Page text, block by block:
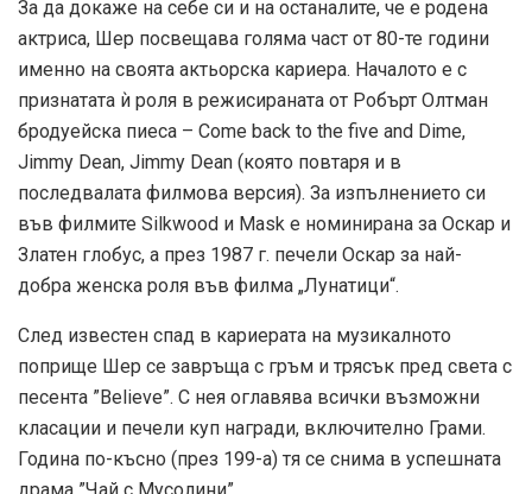
За да докаже на себе си и на останалите, че е родена
актриса, Шер посвещава голяма част от 80-те години
именно на своята актьорска кариера. Началото е с
признатата ѝ роля в режисираната от Робърт Олтман
бродуейска пиеса – Come back to the five and Dime,
Jimmy Dean, Jimmy Dean (която повтаря и в
последвалата филмова версия). За изпълнението си
във филмите Silkwood и Mask е номинирана за Оскар и
Златен глобус, а през 1987 г. печели Оскар за най-
добра женска роля във филма „Лунатици“.
След известен спад в кариерата на музикалното
поприще Шер се завръща с гръм и трясък пред света с
песента ”Believe”. С нея оглавява всички възможни
класации и печели куп награди, включително Грами.
Година по-късно (през 199-а) тя се снима в успешната